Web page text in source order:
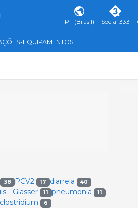
PT (Brasil) Social 333
EQUIPAMENTOS
38 PCV2 17 diarreia 40
- Glasser 11 pneumonia 11
clostridium 6